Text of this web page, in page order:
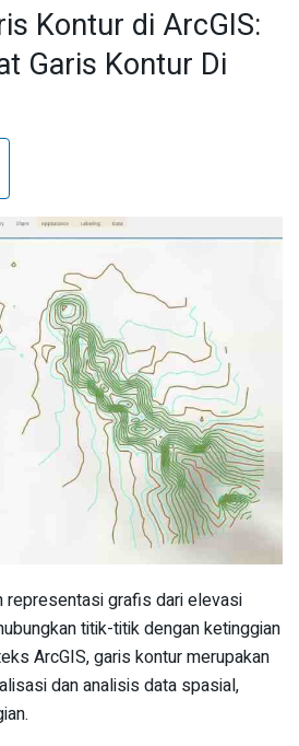
Kontur di ArcGIS:
Garis Kontur Di
representasi grafis dari elevasi
titik-titik dengan ketinggian
ArcGIS, garis kontur merupakan
dan analisis data spasial,